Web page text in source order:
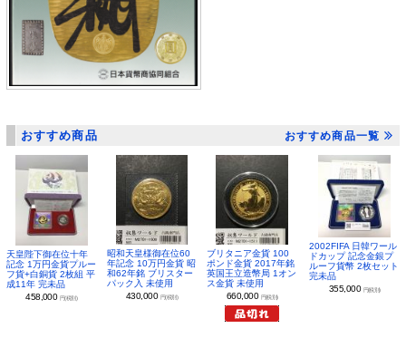
おすすめ商品 おすすめ商品一覧
天皇陛下御在位十年
記念 1万円金貨プルー
フ貨+白銅貨 2枚組 平
成11年 完未品
458,000 円(税別)
昭和天皇様御在位60
年記念 10万円金貨 昭
和62年銘 ブリスター
パック入 未使用
430,000 円(税別)
ブリタニア金貨 100
ポンド金貨 2017年銘
英国王立造幣局 1オン
ス金貨 未使用
660,000 円(税別)
2002FIFA 日韓ワール
ドカップ 記念金銀プ
ルーフ貨幣 2枚セット
完未品
355,000 円(税別)